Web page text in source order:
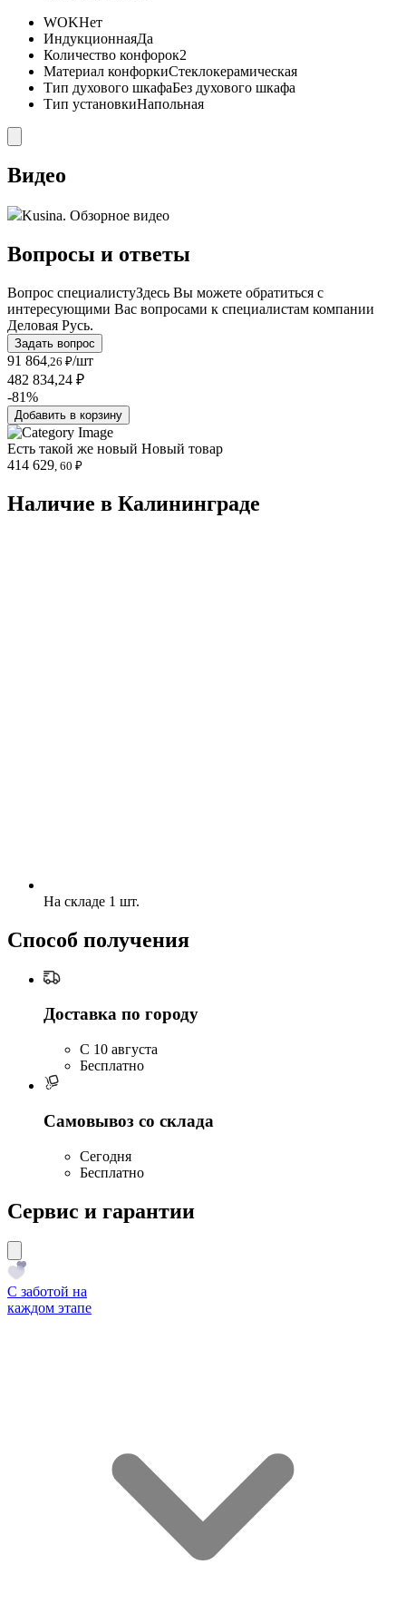
WOKНет
ИндукционнаяДа
Количество конфорок2
Материал конфоркиСтеклокерамическая
Тип духового шкафаБез духового шкафа
Тип установкиНапольная
Видео
Kusina. Обзорное видео
Вопросы и ответы
Вопрос специалистуЗдесь Вы можете обратиться с
интересующими Вас вопросами к специалистам компании
Деловая Русь.
Задать вопрос
91 864,26 ₽/шт
482 834,24 ₽
-81%
Добавить в корзину
Есть такой же новый Новый товар
414 629, 60 ₽
Наличие в Калининградe
На складе 1 шт.
Способ получения
Доставка по городу
C 10 августа
Бесплатно
Самовывоз со склада
Сегодня
Бесплатно
Сервис и гарантии
С заботой на
каждом этапе